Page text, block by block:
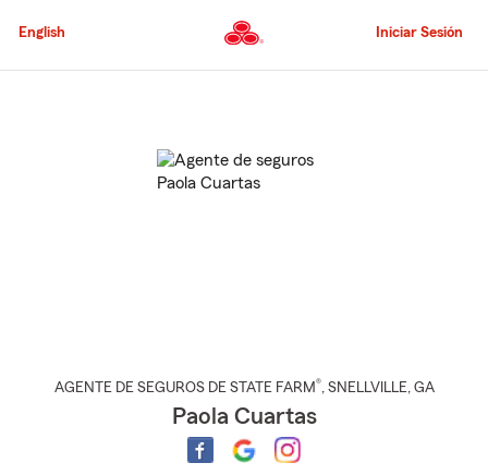
al
principal
English Iniciar Sesión
AGENTE DE SEGUROS DE STATE FARM®, SNELLVILLE, GA
Paola Cuartas